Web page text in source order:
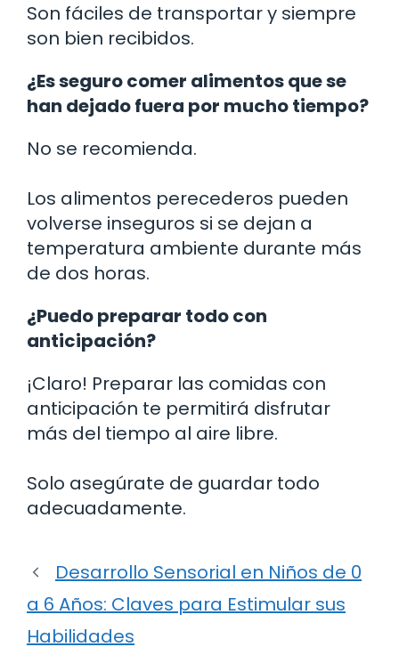
Son fáciles de transportar y siempre
son bien recibidos.
¿Es seguro comer alimentos que se
han dejado fuera por mucho tiempo?
No se recomienda.
Los alimentos perecederos pueden
volverse inseguros si se dejan a
temperatura ambiente durante más
de dos horas.
¿Puedo preparar todo con
anticipación?
¡Claro! Preparar las comidas con
anticipación te permitirá disfrutar
más del tiempo al aire libre.
Solo asegúrate de guardar todo
adecuadamente.
Desarrollo Sensorial en Niños de 0
a 6 Años: Claves para Estimular sus
Habilidades